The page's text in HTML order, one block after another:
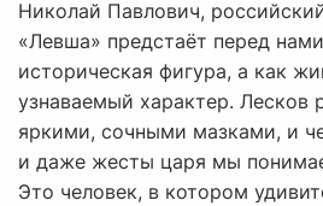
Николай Павлович,
«Левша» предстаёт перед
историческая фигура, а как
узнаваемый характер. Лесков
яркими, сочными мазками, и
и даже жесты царя мы
Это человек, в котором